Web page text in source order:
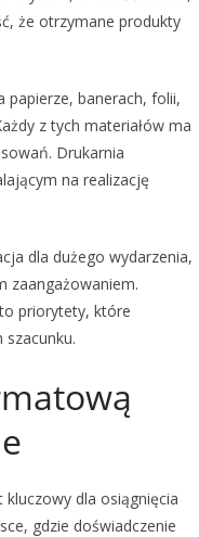
że otrzymane produkty
papierze, banerach, folii,
z tych materiałów ma
Drukarnia
na realizację
dla dużego wydarzenia,
zaangażowaniem.
priorytety, które
dla osiągnięcia
gdzie doświadczenie